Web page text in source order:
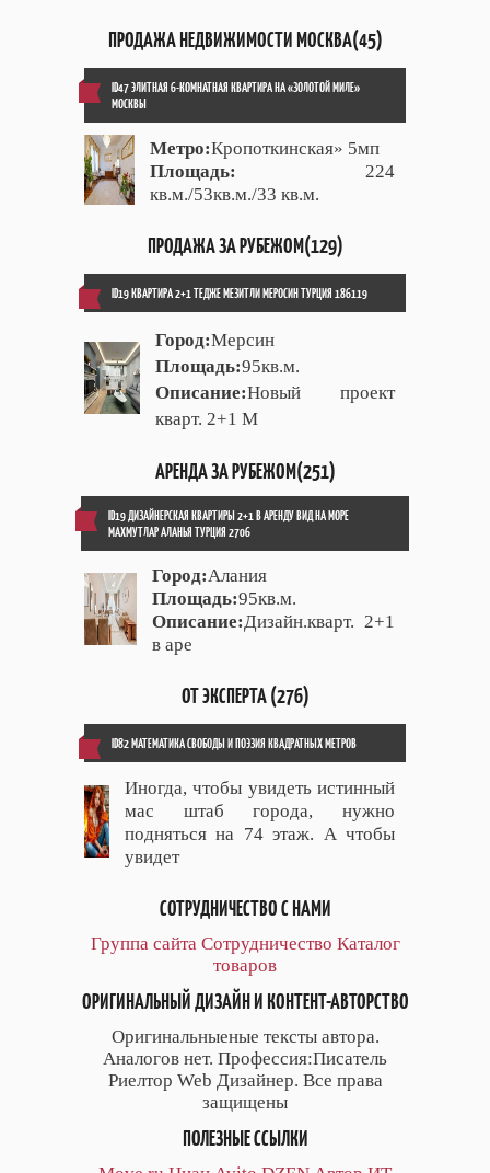
ПРОДАЖА НЕДВИЖИМОСТИ МОСКВА(45)
ID47 ЭЛИТНАЯ 6-КОМНАТНАЯ КВАРТИРА НА «ЗОЛОТОЙ МИЛЕ»
МОСКВЫ
Метро:Кропоткинская» 5мп
Площадь:
224
кв.м./53кв.м./33 кв.м.
ПРОДАЖА ЗА РУБЕЖОМ(129)
ID19 КВАРТИРА 2+1 ТЕДЖЕ МЕЗИТЛИ МЕРОСИН ТУРЦИЯ 186119
Город:Мерсин
Площадь:95кв.м.
Описание:Новый проект
кварт. 2+1 М
АРЕНДА ЗА РУБЕЖОМ(251)
ID19 ДИЗАЙНЕРСКАЯ КВАРТИРЫ 2+1 В АРЕНДУ ВИД НА МОРЕ
МАХМУТЛАР АЛАНЬЯ ТУРЦИЯ 2706
Город:Алания
Площадь:95кв.м.
Описание:Дизайн.кварт. 2+1
в аре
ОТ ЭКСПЕРТА (276)
ID82 МАТЕМАТИКА СВОБОДЫ И ПОЭЗИЯ КВАДРАТНЫХ МЕТРОВ
Иногда, чтобы увидеть истинный
мас штаб города, нужно
подняться на 74 этаж. А чтобы
увидет
СОТРУДНИЧЕСТВО С НАМИ
Группа сайта Сотрудничество Каталог
товаров
ОРИГИНАЛЬНЫЙ ДИЗАЙН И КОНТЕНТ-АВТОРСТВО
Оригинальныеные тексты автора.
Аналогов нет. Профессия:Писатель
Риелтор Web Дизайнер. Все права
защищены
ПОЛЕЗНЫЕ ССЫЛКИ